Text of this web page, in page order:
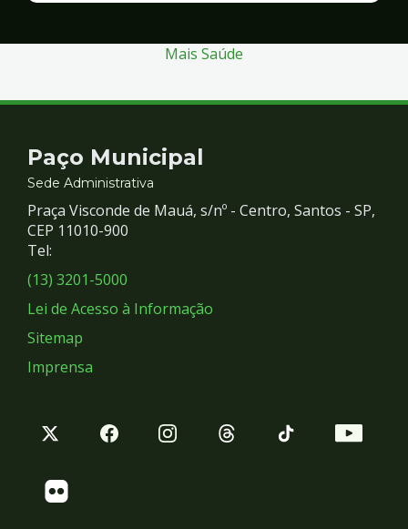
Segurança
Mais Saúde
Contato
e
Redes
Sociais
Paço Municipal
Sede Administrativa
Praça Visconde de Mauá, s/nº - Centro, Santos - SP,
CEP 11010-900
Tel:
(13) 3201-5000
Lei de Acesso à Informação
Sitemap
Imprensa